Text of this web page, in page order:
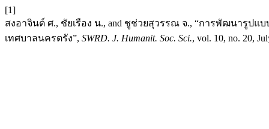
[1]
สงอาจินต์ ศ., ชัยเรือง น., and ชูช่วยสุวรรณ จ., “การพัฒนารูป
เทศบาลนครตรัง”, SWRD. J. Humanit. Soc. Sci., vol. 10, no. 20,